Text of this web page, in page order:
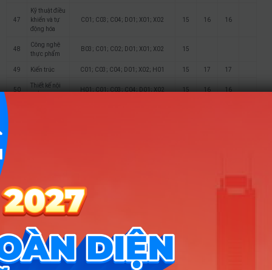
47
Kỹ thuật điều
khiển và tự
động hóa
C01; C03; C04; D01; X01; X02 15 16 16
48
Công nghệ
thực phẩm
B03; C01; C02; D01; X01; X02 15
49 Kiến trúc C01; C03; C04; D01; X02; H01 15 17 17
50
Thiết kế nội
H01; C01; C03; C04; D01; X02 15 16 16
54
Quản trị
khách sạn
C01; C03; C04; D01; X01; X02
Quản trị nhà
hàng và dịch
vụ ăn uống
C01; C03; C04; D01; X01; X02
56
Quản lý thể
dục thể thao
C01; C03; C04; D01; X01; X02